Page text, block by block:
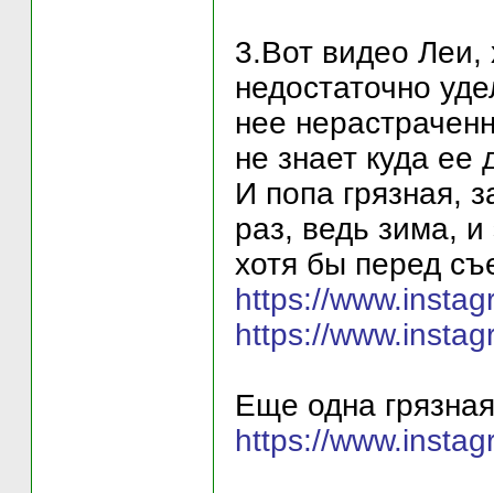
3.Вот видео Леи,
недостаточно
нее
не знает куда ее
И попа грязная,
раз, ведь зима,
хотя бы перед
https://
https://
Еще одна
https://